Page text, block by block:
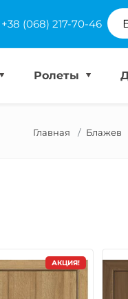
+38 (068) 217-70-46
Ролеты
Главная Блажев
АКЦИЯ!